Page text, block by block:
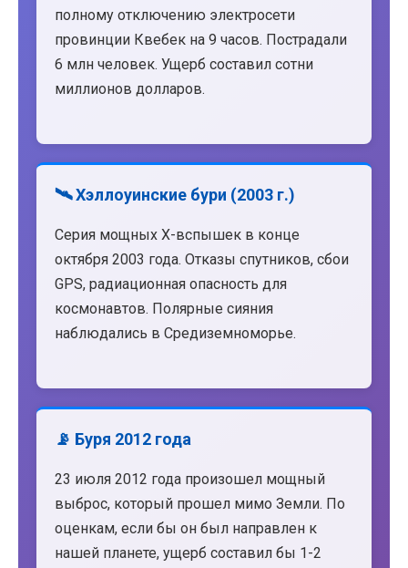
полному отключению электросети
провинции Квебек на 9 часов. Пострадали
6 млн человек. Ущерб составил сотни
миллионов долларов.
🛰️ Хэллоуинские бури (2003 г.)
Серия мощных X-вспышек в конце
октября 2003 года. Отказы спутников, сбои
GPS, радиационная опасность для
космонавтов. Полярные сияния
наблюдались в Средиземноморье.
📡 Буря 2012 года
23 июля 2012 года произошел мощный
выброс, который прошел мимо Земли. По
оценкам, если бы он был направлен к
нашей планете, ущерб составил бы 1-2